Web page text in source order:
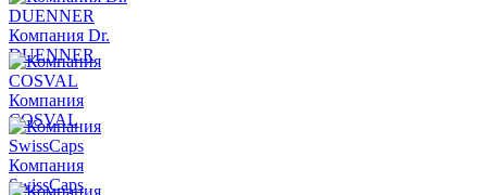
Компания Dr.
DUENNER
Компания
COSVAL
Компания
SwissCaps